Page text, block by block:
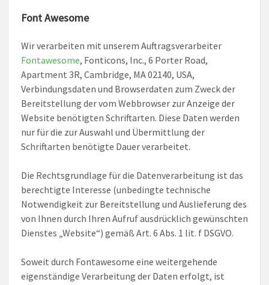
Font Awesome
Wir verarbeiten mit unserem Auftragsverarbeiter
Fontawesome, Fonticons, Inc., 6 Porter Road,
Apartment 3R, Cambridge, MA 02140, USA,
Verbindungsdaten und Browserdaten zum Zweck der
Bereitstellung der vom Webbrowser zur Anzeige der
Website benötigten Schriftarten. Diese Daten werden
nur für die zur Auswahl und Übermittlung der
Schriftarten benötigte Dauer verarbeitet.
Die Rechtsgrundlage für die Datenverarbeitung ist das
berechtigte Interesse (unbedingte technische
Notwendigkeit zur Bereitstellung und Auslieferung des
von Ihnen durch Ihren Aufruf ausdrücklich gewünschten
Dienstes „Website“) gemäß Art. 6 Abs. 1 lit. f DSGVO.
Soweit durch Fontawesome eine weitergehende
eigenständige Verarbeitung der Daten erfolgt, ist